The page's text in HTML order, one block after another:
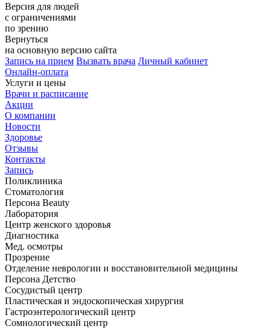
Версия для людей
с ограничениями
по зрению
Вернуться
на основную версию сайта
Запись на прием Вызвать врача Личный кабинет
Онлайн-оплата
Услуги и цены
Врачи и расписание
Акции
О компании
Новости
Здоровье
Отзывы
Контакты
Запись
Поликлиника
Стоматология
Персона Beauty
Лаборатория
Центр женского здоровья
Диагностика
Мед. осмотры
Прозрение
Отделение неврологии и восстановительной медицины
Персона Детство
Сосудистый центр
Пластическая и эндоскопическая хирургия
Гастроэнтерологический центр
Сомнологический центр